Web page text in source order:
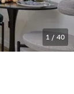
1 / 40